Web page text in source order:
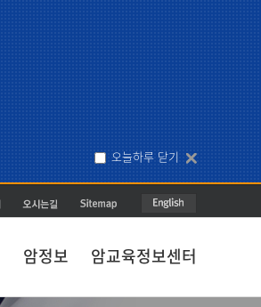
오늘하루 닫기
암정보 암교육정보센터